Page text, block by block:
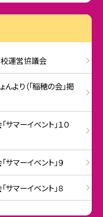
校運営協議会
より（「稲穂の会」掲
サマーイベント」１０
サマーイベント」９
サマーイベント」８